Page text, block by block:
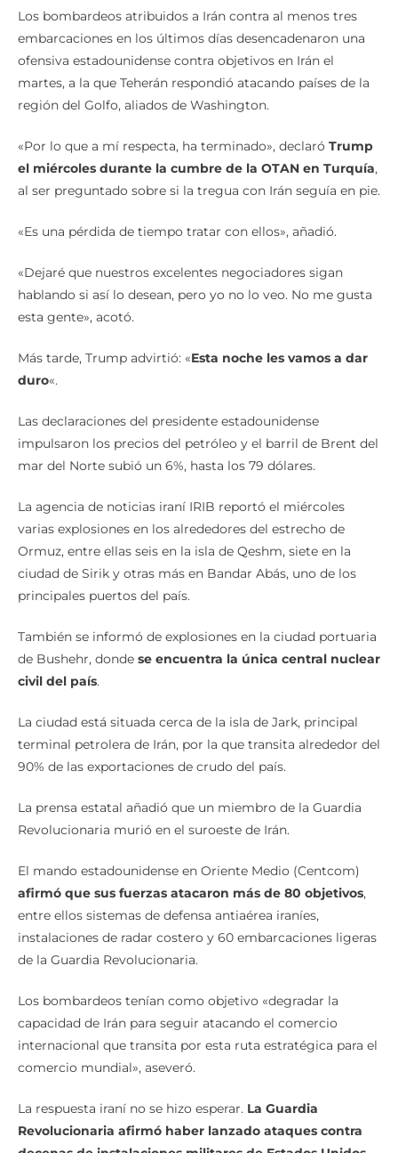
Los bombardeos atribuidos a Irán contra al menos tres
embarcaciones en los últimos días desencadenaron una
ofensiva estadounidense contra objetivos en Irán el
martes, a la que Teherán respondió atacando países de la
región del Golfo, aliados de Washington.
«Por lo que a mí respecta, ha terminado», declaró Trump
el miércoles durante la cumbre de la OTAN en Turquía,
al ser preguntado sobre si la tregua con Irán seguía en pie.
«Es una pérdida de tiempo tratar con ellos», añadió.
«Dejaré que nuestros excelentes negociadores sigan
hablando si así lo desean, pero yo no lo veo. No me gusta
esta gente», acotó.
Más tarde, Trump advirtió: «Esta noche les vamos a dar
duro«.
Las declaraciones del presidente estadounidense
impulsaron los precios del petróleo y el barril de Brent del
mar del Norte subió un 6%, hasta los 79 dólares.
La agencia de noticias iraní IRIB reportó el miércoles
varias explosiones en los alrededores del estrecho de
Ormuz, entre ellas seis en la isla de Qeshm, siete en la
ciudad de Sirik y otras más en Bandar Abás, uno de los
principales puertos del país.
También se informó de explosiones en la ciudad portuaria
de Bushehr, donde se encuentra la única central nuclear
civil del país.
La ciudad está situada cerca de la isla de Jark, principal
terminal petrolera de Irán, por la que transita alrededor del
90% de las exportaciones de crudo del país.
La prensa estatal añadió que un miembro de la Guardia
Revolucionaria murió en el suroeste de Irán.
El mando estadounidense en Oriente Medio (Centcom)
afirmó que sus fuerzas atacaron más de 80 objetivos,
entre ellos sistemas de defensa antiaérea iraníes,
instalaciones de radar costero y 60 embarcaciones ligeras
de la Guardia Revolucionaria.
Los bombardeos tenían como objetivo «degradar la
capacidad de Irán para seguir atacando el comercio
internacional que transita por esta ruta estratégica para el
comercio mundial», aseveró.
La respuesta iraní no se hizo esperar. La Guardia
Revolucionaria afirmó haber lanzado ataques contra